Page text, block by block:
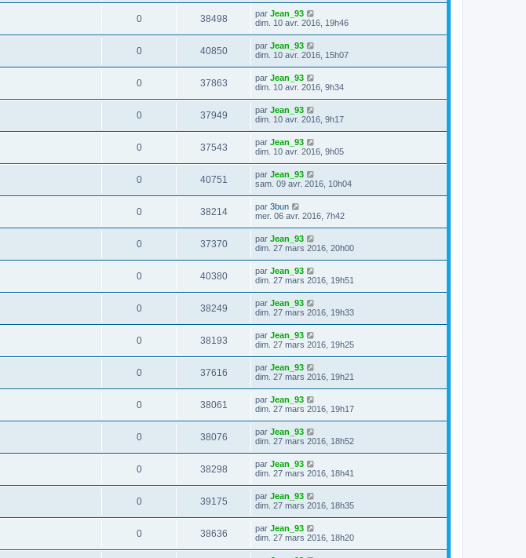
0 38498 par Jean_93
dim. 10 avr. 2016, 19h46
0 40850 par Jean_93
dim. 10 avr. 2016, 15h07
0 37863 par Jean_93
dim. 10 avr. 2016, 9h34
0 37949 par Jean_93
dim. 10 avr. 2016, 9h17
0 37543 par Jean_93
dim. 10 avr. 2016, 9h05
0 40751 par Jean_93
sam. 09 avr. 2016, 10h04
0 38214 par 3bun
mer. 06 avr. 2016, 7h42
0 37370 par Jean_93
dim. 27 mars 2016, 20h00
0 40380 par Jean_93
dim. 27 mars 2016, 19h51
0 38249 par Jean_93
dim. 27 mars 2016, 19h33
0 38193 par Jean_93
dim. 27 mars 2016, 19h25
0 37616 par Jean_93
dim. 27 mars 2016, 19h21
0 38061 par Jean_93
dim. 27 mars 2016, 19h17
0 38076 par Jean_93
dim. 27 mars 2016, 18h52
0 38298 par Jean_93
dim. 27 mars 2016, 18h41
0 39175 par Jean_93
dim. 27 mars 2016, 18h35
0 38636 par Jean_93
dim. 27 mars 2016, 18h20